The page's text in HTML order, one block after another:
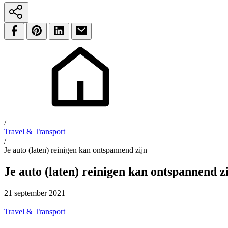
/
Travel & Transport
/
Je auto (laten) reinigen kan ontspannend zijn
Je auto (laten) reinigen kan ontspannend
21 september 2021
|
Travel & Transport